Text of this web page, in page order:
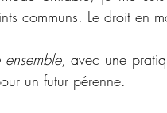
communs. Le droit en
, avec une
un futur pérenne.